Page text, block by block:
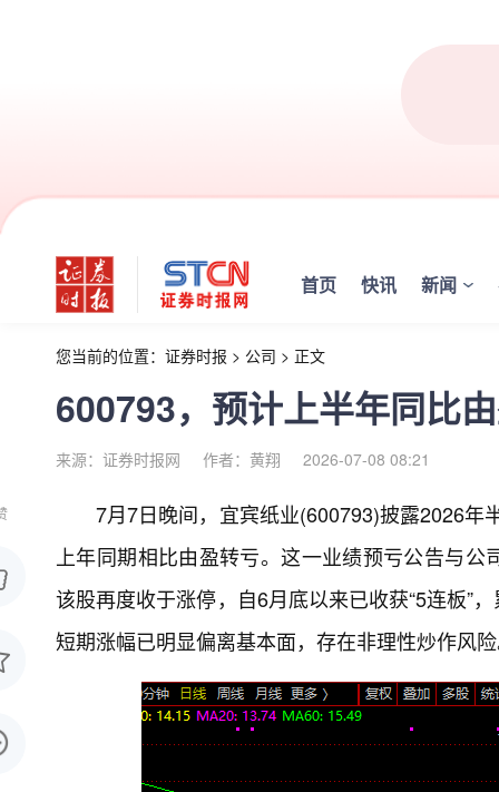
首页 快讯 新闻
您当前的位置： 证券时报 > 公司 > 正文
600793，预计上半年同比
来源：证券时报网 作者：黄翔 2026-07-08 08:21
7月7日晚间，宜宾纸业(600793)披露2026
上年同期相比由盈转亏。这一业绩预亏公告与
该股再度收于涨停，自6月底以来已收获“5连板”
短期涨幅已明显偏离基本面，存在非理性炒作风